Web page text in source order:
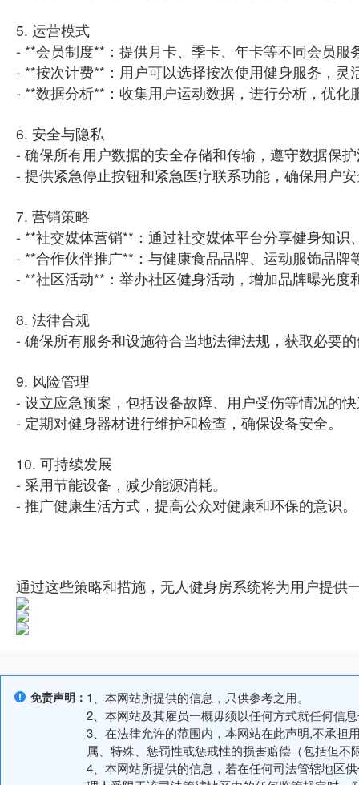
5. 运营模式
- **会员制度**：提供月卡、季卡、年卡等不同会员服
- **按次计费**：用户可以选择按次使用健身服务，灵
- **数据分析**：收集用户运动数据，进行分析，优化
6. 安全与隐私
- 确保所有用户数据的安全存储和传输，遵守数据保
- 提供紧急停止按钮和紧急医疗联系功能，确保用户
7. 营销策略
- **社交媒体营销**：通过社交媒体平台分享健身知识
- **合作伙伴推广**：与健康食品品牌、运动服饰品牌
- **社区活动**：举办社区健身活动，增加品牌曝光度
8. 法律合规
- 确保所有服务和设施符合当地法律法规，获取必要
9. 风险管理
- 设立应急预案，包括设备故障、用户受伤等情况的
- 定期对健身器材进行维护和检查，确保设备安全。
10. 可持续发展
- 采用节能设备，减少能源消耗。
- 推广健康生活方式，提高公众对健康和环保的意识。
通过这些策略和措施，无人健身房系统将为用户提
免责声明： 1、本网站所提供的信息，只供参考之用。
2、本网站及其雇员一概毋须以任何方式就任何信
3、在法律允许的范围内，本网站在此声明,不承担
属、特殊、惩罚性或惩戒性的损害赔偿（包括但
4、本网站所提供的信息，若在任何司法管辖地区